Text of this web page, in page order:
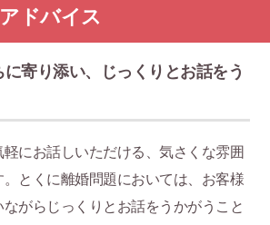
ドバイス
寄り添い、じっくりとお話をう
にお話しいただける、気さくな雰囲
とくに離婚問題においては、お客様
がらじっくりとお話をうかがうこと